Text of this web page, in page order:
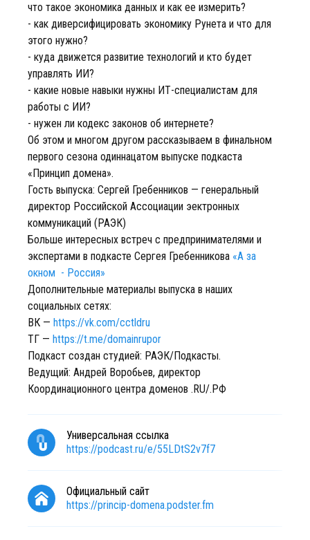
что такое экономика данных и как ее измерить?
- как диверсифицировать экономику Рунета и что для
этого нужно?
- куда движется развитие технологий и кто будет
управлять ИИ?
- какие новые навыки нужны ИТ-специалистам для
работы с ИИ?
- нужен ли кодекс законов об интернете?
Об этом и многом другом рассказываем в финальном
первого сезона одиннацатом выпуске подкаста
«Принцип домена».
Гость выпуска: Сергей Гребенников — генеральный
директор Российской Ассоциации эектронных
коммуникаций (РАЭК)
Больше интересных встреч с предпринимателями и
экспертами в подкасте Сергея Гребенникова «А за
окном - Россия»
Дополнительные материалы выпуска в наших
социальных сетях:
ВК — https://vk.com/cctldru
ТГ — https://t.me/domainrupor
Подкаст создан студией: РАЭК/Подкасты.
Ведущий: Андрей Воробьев, директор
Координационного центра доменов .RU/.РФ
Универсальная ссылка
https://podcast.ru/e/55LDtS2v7f7
Официальный сайт
https://princip-domena.podster.fm